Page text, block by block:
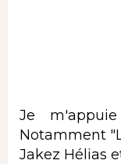
Je
Notamment
Jakez Hélias